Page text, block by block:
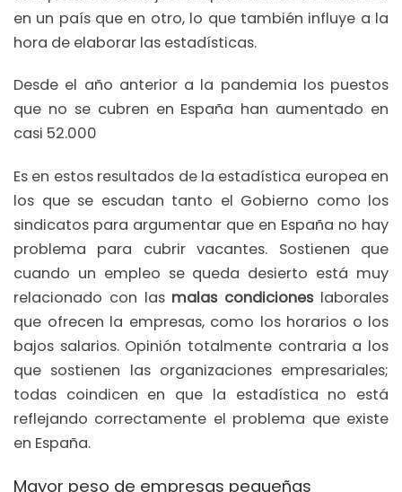
en un país que en otro, lo que también influye a la
hora de elaborar las estadísticas.
Desde el año anterior a la pandemia los puestos
que no se cubren en España han aumentado en
casi 52.000
Es en estos resultados de la estadística europea en
los que se escudan tanto el Gobierno como los
sindicatos para argumentar que en España no hay
problema para cubrir vacantes. Sostienen que
cuando un empleo se queda desierto está muy
relacionado con las malas condiciones laborales
que ofrecen la empresas, como los horarios o los
bajos salarios. Opinión totalmente contraria a los
que sostienen las organizaciones empresariales;
todas coindicen en que la estadística no está
reflejando correctamente el problema que existe
en España.
Mayor peso de empresas pequeñas